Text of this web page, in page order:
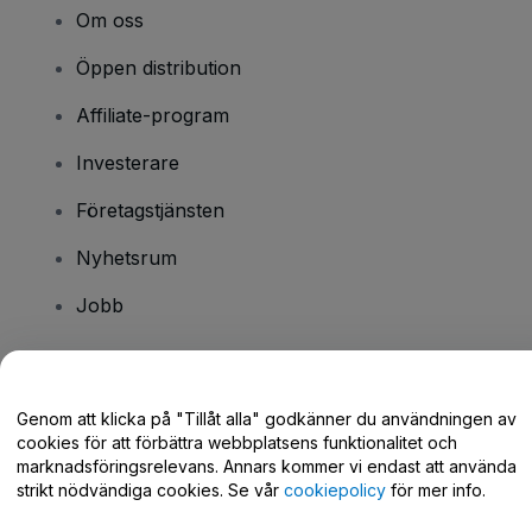
Om oss
Öppen distribution
Affiliate-program
Investerare
Företagstjänsten
Nyhetsrum
Jobb
Hjälpcenter / Kontakta oss
Genom att klicka på "Tillåt alla" godkänner du användningen av
cookies för att förbättra webbplatsens funktionalitet och
marknadsföringsrelevans. Annars kommer vi endast att använda
strikt nödvändiga cookies. Se vår cookiepolicy för mer info.